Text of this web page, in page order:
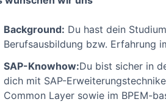
Background: Du hast dein
Berufsausbildung bzw. Erfahrung
SAP-Knowhow:Du bist sicher in
dich mit SAP-
Common Layer sowie im BPEM-